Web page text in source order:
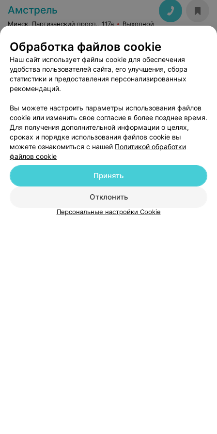
Амстрель
Минск, Партизанский просп., 117а Выходной
Добавить компанию
Обработка файлов cookie
Наш сайт использует файлы cookie для обеспечения
удобства пользователей сайта, его улучшения, сбора
статистики и предоставления персонализированных
рекомендаций.
Вы можете настроить параметры использования файлов
cookie или изменить свое согласие в более позднее время.
Для получения дополнительной информации о целях,
сроках и порядке использования файлов cookie вы
можете ознакомиться с нашей Политикой обработки
файлов cookie
Отклонить
Принять
Персональные настройки Cookie